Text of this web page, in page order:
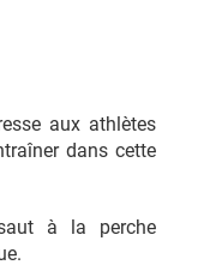
aux athlètes
dans cette
à la perche